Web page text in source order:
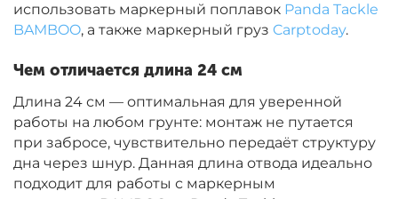
использовать маркерный поплавок Panda Tackle
BAMBOO, а также маркерный груз Carptoday.
Чем отличается длина 24 см
Длина 24 см — оптимальная для уверенной
работы на любом грунте: монтаж не путается
при забросе, чувствительно передаёт структуру
дна через шнур. Данная длина отвода идеально
подходит для работы с маркерным